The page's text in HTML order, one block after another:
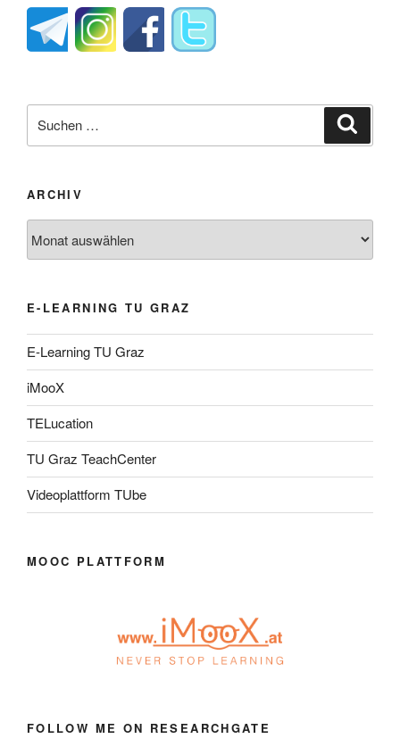
nach:
ARCHIV
E-LEARNING TU GRAZ
E-Learning TU Graz
iMooX
TELucation
TU Graz TeachCenter
Videoplattform TUbe
MOOC PLATTFORM
FOLLOW ME ON RESEARCHGATE